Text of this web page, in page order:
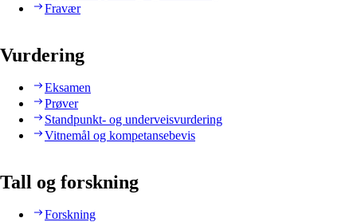
Fravær
Vurdering
Eksamen
Prøver
Standpunkt- og underveisvurdering
Vitnemål og kompetansebevis
Tall og forskning
Forskning